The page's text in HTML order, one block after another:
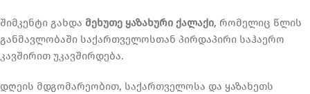
შიმკენტი გახდა მეხუთე ყაზახური ქალაქი, რომელიც წლის
განმავლობაში საქართველოსთან პირდაპირი საჰაერო
კავშირით უკავშირდება.
დღეის მდგომარეობით, საქართველოსა და ყაზახეთს